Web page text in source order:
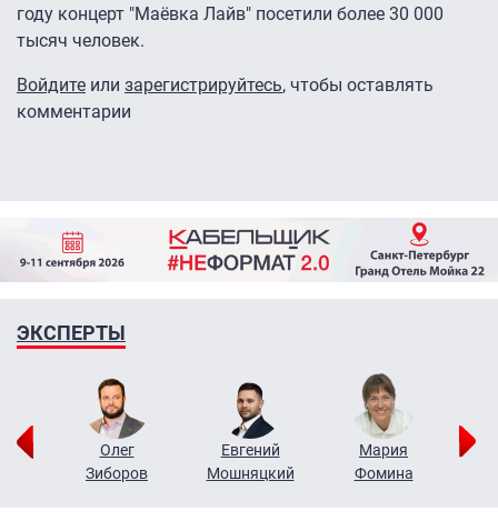
году концерт "Маёвка Лайв" посетили более 30 000
тысяч человек.
Войдите или зарегистрируйтесь, чтобы оставлять
комментарии
ЭКСПЕРТЫ
Олег
Зиборов
Евгений
Мошняцкий
Мария
Фомина